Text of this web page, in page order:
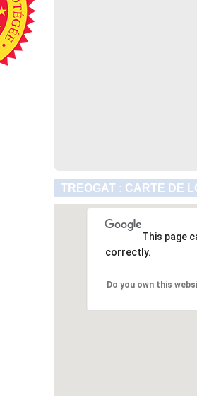
TREOGAT : CARTE DE
This page
correctly.
Do you own this